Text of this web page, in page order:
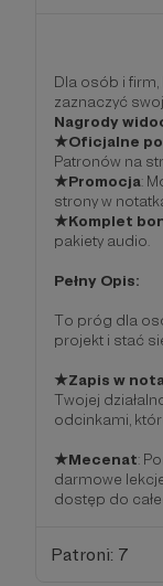
Dla osób i
zaznaczyć
Nagrody
★Oficjalne
Patronów na
★Promocja:
strony w
★Komplet
pakiety audio.
Pełny Opis:
To próg dla
projekt i stać
★Zapis w
Twojej
odcinkami,
★Mecenat:
darmowe
dostęp do
Patroni: 7